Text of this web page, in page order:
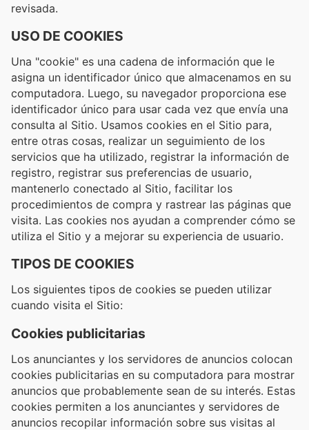
revisada.
USO DE COOKIES
Una "cookie" es una cadena de información que le
asigna un identificador único que almacenamos en su
computadora. Luego, su navegador proporciona ese
identificador único para usar cada vez que envía una
consulta al Sitio. Usamos cookies en el Sitio para,
entre otras cosas, realizar un seguimiento de los
servicios que ha utilizado, registrar la información de
registro, registrar sus preferencias de usuario,
mantenerlo conectado al Sitio, facilitar los
procedimientos de compra y rastrear las páginas que
visita. Las cookies nos ayudan a comprender cómo se
utiliza el Sitio y a mejorar su experiencia de usuario.
TIPOS DE COOKIES
Los siguientes tipos de cookies se pueden utilizar
cuando visita el Sitio:
Cookies publicitarias
Los anunciantes y los servidores de anuncios colocan
cookies publicitarias en su computadora para mostrar
anuncios que probablemente sean de su interés. Estas
cookies permiten a los anunciantes y servidores de
anuncios recopilar información sobre sus visitas al